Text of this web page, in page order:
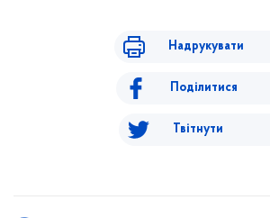
Надрукувати
Поділитися
Твітнути